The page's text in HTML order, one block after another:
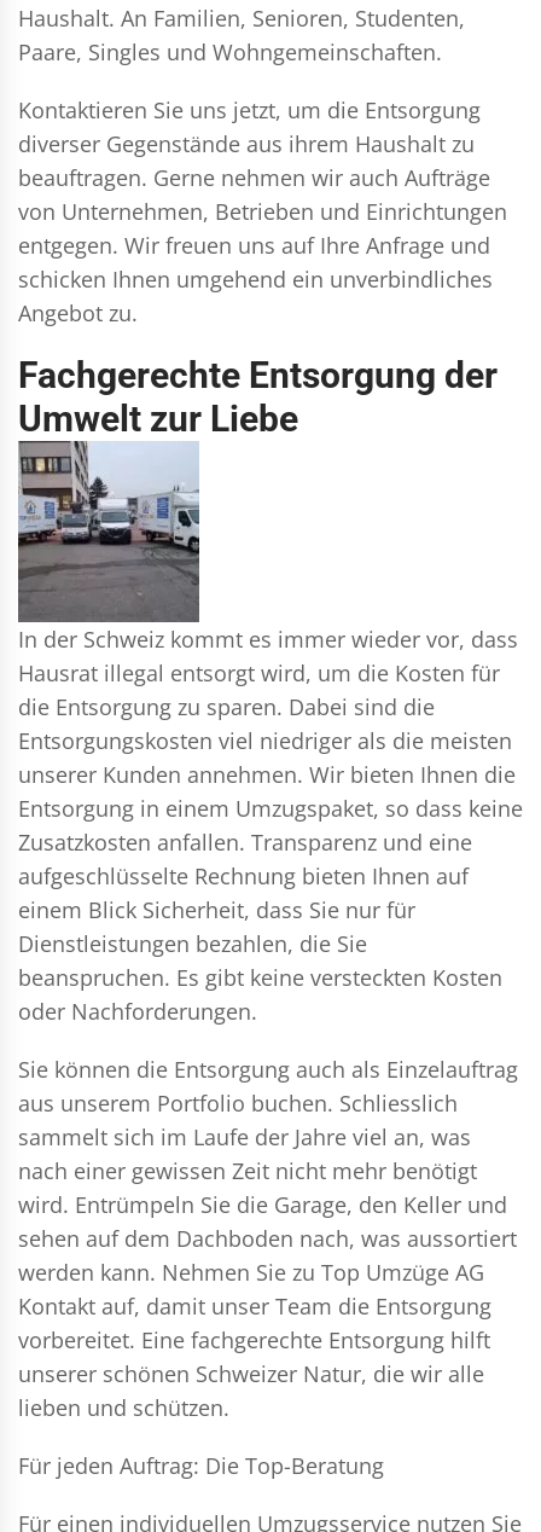
Haushalt. An Familien, Senioren, Studenten,
Paare, Singles und Wohngemeinschaften.
Kontaktieren Sie uns jetzt, um die Entsorgung
diverser Gegenstände aus ihrem Haushalt zu
beauftragen. Gerne nehmen wir auch Aufträge
von Unternehmen, Betrieben und Einrichtungen
entgegen. Wir freuen uns auf Ihre Anfrage und
schicken Ihnen umgehend ein unverbindliches
Angebot zu.
Fachgerechte Entsorgung der
Umwelt zur Liebe
In der Schweiz kommt es immer wieder vor, dass
Hausrat illegal entsorgt wird, um die Kosten für
die Entsorgung zu sparen. Dabei sind die
Entsorgungskosten viel niedriger als die meisten
unserer Kunden annehmen. Wir bieten Ihnen die
Entsorgung in einem Umzugspaket, so dass keine
Zusatzkosten anfallen. Transparenz und eine
aufgeschlüsselte Rechnung bieten Ihnen auf
einem Blick Sicherheit, dass Sie nur für
Dienstleistungen bezahlen, die Sie
beanspruchen. Es gibt keine versteckten Kosten
oder Nachforderungen.
Sie können die Entsorgung auch als Einzelauftrag
aus unserem Portfolio buchen. Schliesslich
sammelt sich im Laufe der Jahre viel an, was
nach einer gewissen Zeit nicht mehr benötigt
wird. Entrümpeln Sie die Garage, den Keller und
sehen auf dem Dachboden nach, was aussortiert
werden kann. Nehmen Sie zu Top Umzüge AG
Kontakt auf, damit unser Team die Entsorgung
vorbereitet. Eine fachgerechte Entsorgung hilft
unserer schönen Schweizer Natur, die wir alle
lieben und schützen.
Für jeden Auftrag: Die Top-Beratung
Für einen individuellen Umzugsservice nutzen Sie